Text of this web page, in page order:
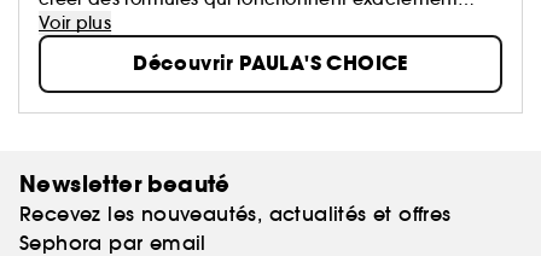
comme promis. De vrais résultats. À chaque fois.
Voir plus
Découvrir PAULA'S CHOICE
Newsletter beauté
Recevez les nouveautés, actualités et offres
Sephora par email